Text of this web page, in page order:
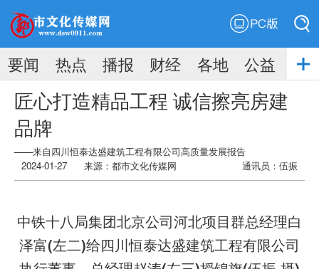
搜索
搜索
要闻 热点 播报 财经 各地 公益
匠心打造精品工程 诚信擦亮房建
品牌
——来自四川恒泰达盛建筑工程有限公司高质量发展报告
2024-01-27
来源： 都市文化传媒网 通讯员：伍振
中铁十八局集团北京公司河北项目群总经理白
泽富(左二)给四川恒泰达盛建筑工程有限公司